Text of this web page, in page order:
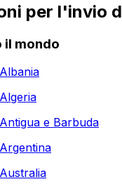
per l'invio
il mondo
Albania
Algeria
Antigua e Barbuda
Argentina
Australia